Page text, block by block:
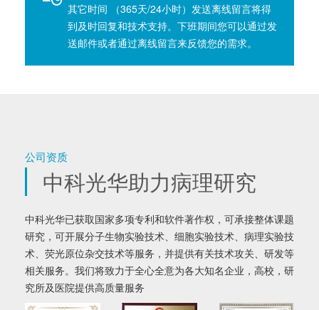
其它时间 （365天/24小时）发送离线留言将得
到及时回复和技术支持。下班期间您可以通过发
送邮件或者通过离线留言来反馈您的需求。
公司资质
中科光华助力病理研究
中科光华已获取国家多项专利和软件著作权，可承接整体课题
研究，可开展分子生物实验技术、细胞实验技术、病理实验技
术、荧光原位杂交技术等服务，并提供有关技术攻关、研发等
相关服务。我们将致力于全心全意为各大知名企业，高校，研
究所及医院提供高质量服务